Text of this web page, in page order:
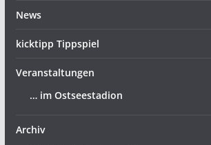
News
kicktipp Tippspiel
Veranstaltungen
… im Ostseestadion
Archiv